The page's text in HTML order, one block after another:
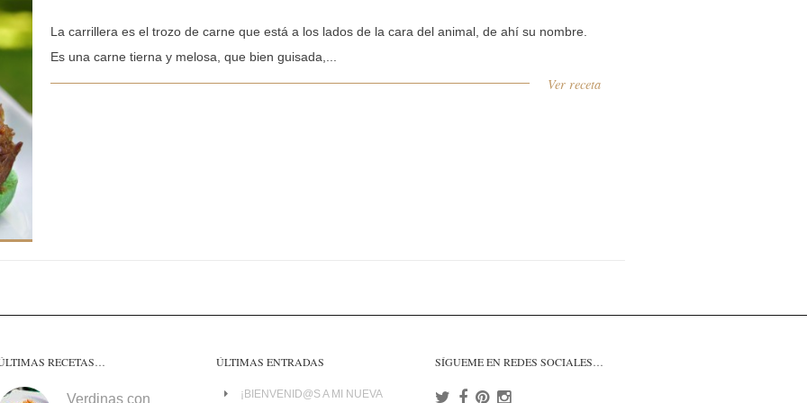
La carrillera es el trozo de carne que está a los lados de la cara del animal, de ahí su nombre.
Es una carne tierna y melosa, que bien guisada,...
Ver receta
RECETAS…
Verdinas con
ÚLTIMAS ENTRADAS
¡BIENVENID@S A MI NUEVA
SÍGUEME EN REDES SOCIALES…